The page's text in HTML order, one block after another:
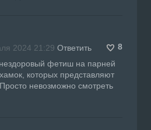
2024 21:29 Ответить
8
фетиш на парней
которых представляют
невозможно смотреть